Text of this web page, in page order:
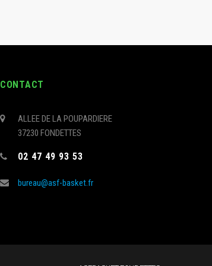
CONTACT
ALLEE DE LA POUPARDIERE
37230 FONDETTES
02 47 49 93 53
bureau@asf-basket.fr